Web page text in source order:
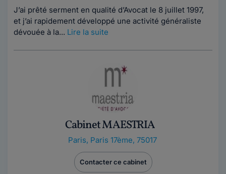
J’ai prêté serment en qualité d’Avocat le 8 juillet 1997,
et j’ai rapidement développé une activité généraliste
dévouée à la... Lire la suite
Cabinet MAESTRIA
Paris, Paris 17ème, 75017
Contacter ce cabinet